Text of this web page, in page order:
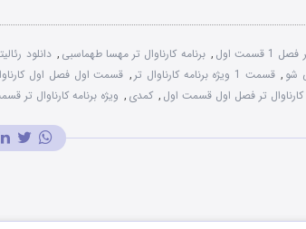
اول , برنامه کارناوال‌ تر مهسا طهماسبی , دانلود
شو , قسمت 1 ویژه برنامه کارناوال‌ تر , قسمت اول فصل اول
کارناوال‌ تر فصل اول قسمت اول , کمدی , ویژه برنامه کارناوال‌ تر